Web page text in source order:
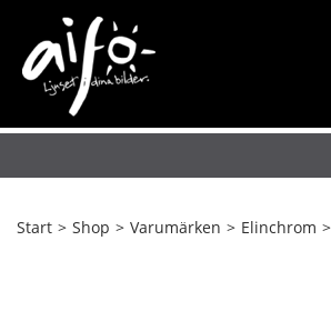
Start > Shop > Varumärken > Elinchrom >